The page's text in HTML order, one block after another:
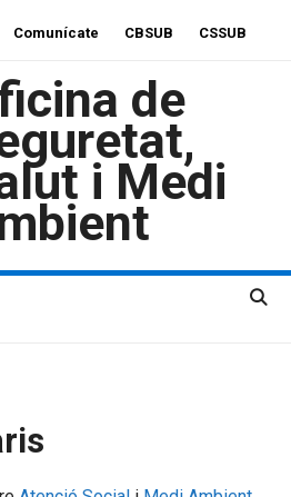
Comunícate CBSUB CSSUB
de
i Medi